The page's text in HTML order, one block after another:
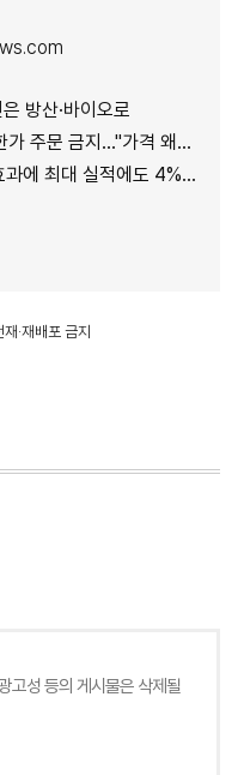
방산·바이오로
문 금지…"가격 왜곡 방지"
최대 실적에도 4%대 약세
·재배포 금지